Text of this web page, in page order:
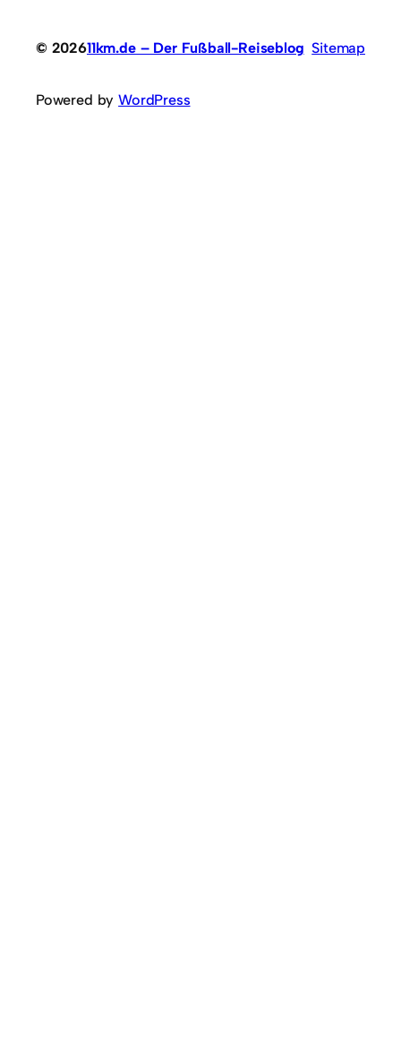
© 202611km.de – Der Fußball-Reiseblog Sitemap
Powered byWordPress